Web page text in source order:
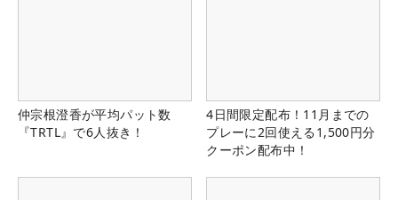
仲宗根澄香が平均パット数
『TRTL』で6人抜き！
4日間限定配布！11月までの
プレーに2回使える1,500円分
クーポン配布中！